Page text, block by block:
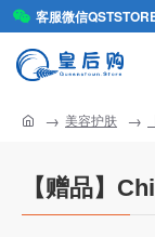
客服微信
美容护肤
【赠品】